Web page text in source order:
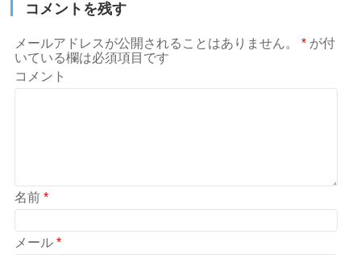
コメントを残す
メールアドレスが公開されることはありません。 * が付
いている欄は必須項目です
コメント
名前*
メール*